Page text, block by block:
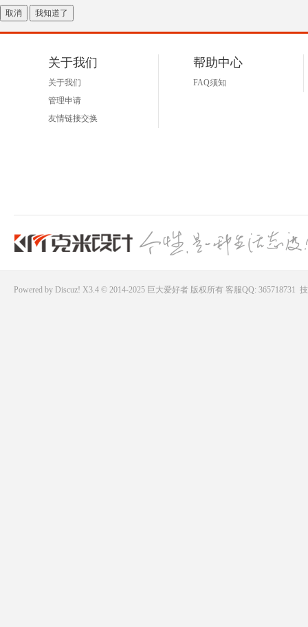
取消 我知道了
关于我们
关于我们
管理申请
友情链接交换
帮助中心
FAQ须知
Powered by Discuz! X3.4 © 2014-2025 巨大爱好者版权所有 客服QQ: 365718731